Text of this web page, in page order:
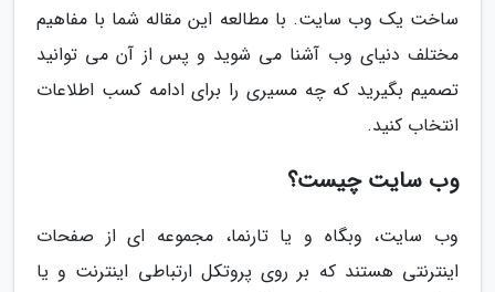
ساخت یک وب سایت. با مطالعه این مقاله شما با مفاهیم
مختلف دنیای وب آشنا می شوید و پس از آن می توانید
تصمیم بگیرید که چه مسیری را برای ادامه کسب اطلاعات
انتخاب کنید.
وب سایت چیست؟
وب سایت، وبگاه و یا تارنما، مجموعه ای از صفحات
اینترنتی هستند که بر روی پروتکل ارتباطی اینترنت و یا